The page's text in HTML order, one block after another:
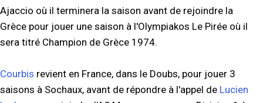
Ajaccio où il terminera la saison avant de rejoindre la
Grèce pour jouer une saison à l'Olympiakos Le Pirée où il
sera titré Champion de Grèce 1974.
Courbis revient en France, dans le Doubs, pour jouer 3
saisons à Sochaux, avant de répondre à l'appel de Lucien